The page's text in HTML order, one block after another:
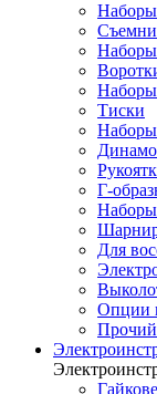
Наборы
Тиски
Наборы
Г-
Наборы
Для
Опции